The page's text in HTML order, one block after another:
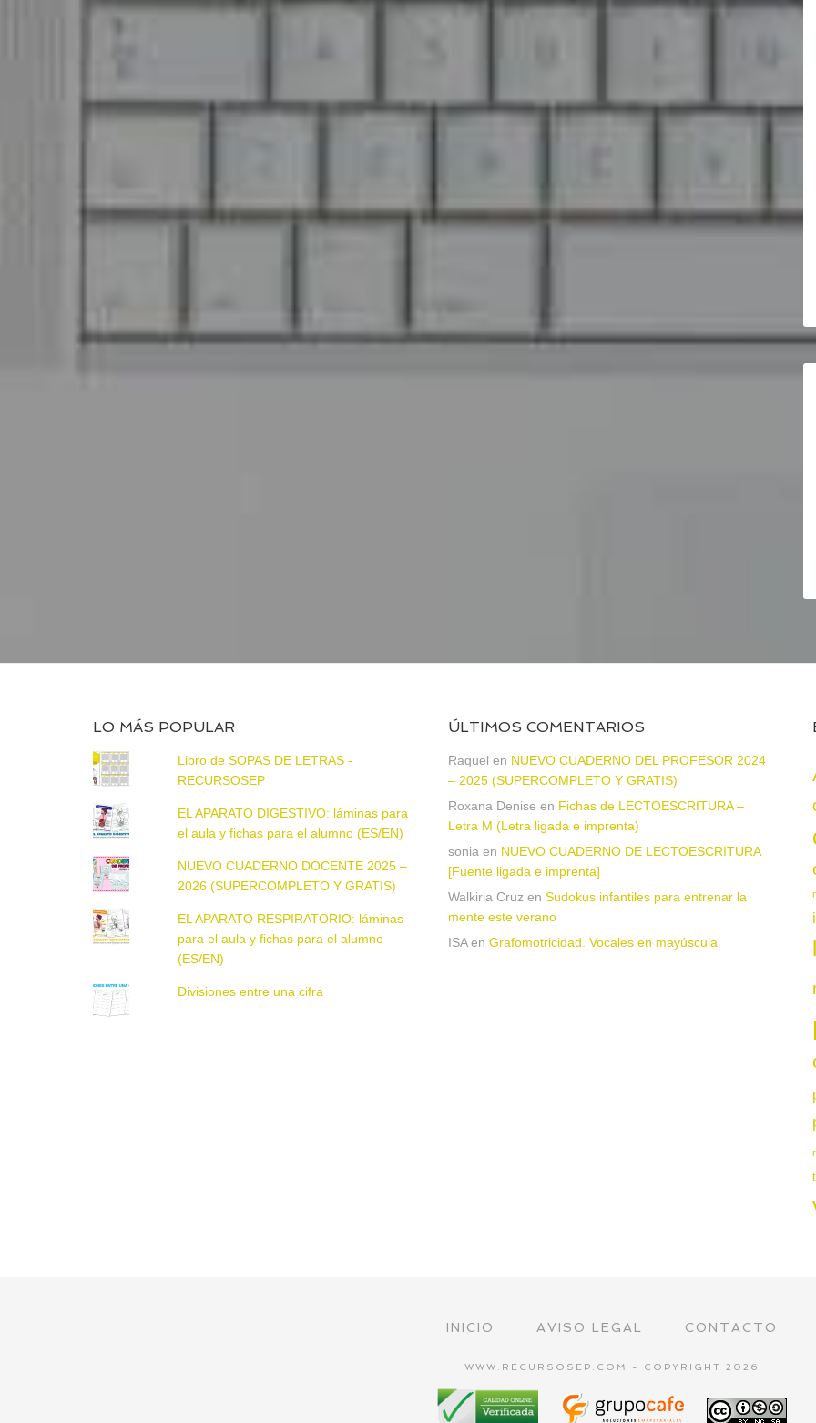
LO MÁS POPULAR
Libro de SOPAS DE LETRAS -
RECURSOSEP
EL APARATO DIGESTIVO: láminas para
el aula y fichas para el alumno (ES/EN)
NUEVO CUADERNO DOCENTE 2025 –
2026 (SUPERCOMPLETO Y GRATIS)
EL APARATO RESPIRATORIO: láminas
para el aula y fichas para el alumno
(ES/EN)
Divisiones entre una cifra
ÚLTIMOS COMENTARIOS
Raquel en NUEVO CUADERNO DEL PROFESOR 2024
– 2025 (SUPERCOMPLETO Y GRATIS)
Roxana Denise en Fichas de LECTOESCRITURA –
Letra M (Letra ligada e imprenta)
sonia en NUEVO CUADERNO DE LECTOESCRITURA
[Fuente ligada e imprenta]
Walkiria Cruz en Sudokus infantiles para entrenar la
mente este verano
ISAen Grafomotricidad. Vocales en mayúscula
INICIO AVISO LEGAL CONTACTO
WWW.RECURSOSEP.COM - COPYRIGHT 2026